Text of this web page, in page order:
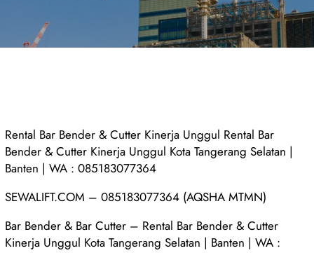
Rental Bar Bender & Cutter Kinerja Unggul Rental Bar
Bender & Cutter Kinerja Unggul Kota Tangerang Selatan |
Banten | WA : 085183077364
SEWALIFT.COM – 085183077364 (AQSHA MTMN)
Bar Bender & Bar Cutter – Rental Bar Bender & Cutter
Kinerja Unggul Kota Tangerang Selatan | Banten | WA :